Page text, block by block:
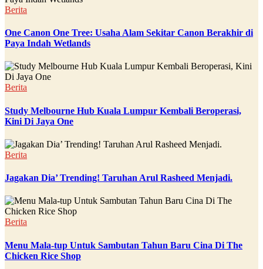
Berita
One Canon One Tree: Usaha Alam Sekitar Canon Berakhir di
Paya Indah Wetlands
Berita
Study Melbourne Hub Kuala Lumpur Kembali Beroperasi,
Kini Di Jaya One
Berita
Jagakan Dia’ Trending! Taruhan Arul Rasheed Menjadi.
Berita
Menu Mala-tup Untuk Sambutan Tahun Baru Cina Di The
Chicken Rice Shop